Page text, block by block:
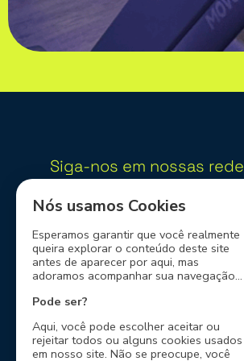
Siga-nos em nossas
Nossos Parceiros
Nós usamos Cookies
Esperamos garantir que você realmente
queira explorar o conteúdo deste site
antes de aparecer por aqui, mas
adoramos acompanhar sua navegação...
Pode ser?
Aqui, você pode escolher aceitar ou
rejeitar todos ou alguns cookies usados
em nosso site. Não se preocupe, você